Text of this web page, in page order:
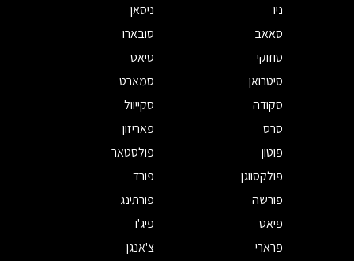
ניו
ניסאן
סאאב
סובארו
סוזוקי
סיאט
סיטרואן
סמארט
סקודה
סקייוול
סרס
פאריזון
פוטון
פולסטאר
פולקסווגן
פורד
פורשה
פורתינג
פיאט
פיג'ו
פרארי
צ'אנגן